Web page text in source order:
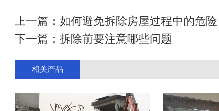
上一篇： 如何避免拆除房屋过程中的危险
下一篇： 拆除前要注意哪些问题
相关产品